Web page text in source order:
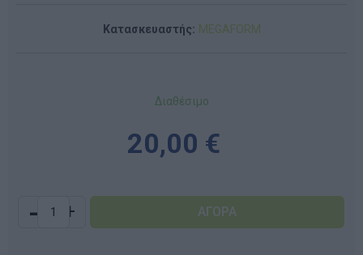
Κατασκευαστής: MEGAFORM
Διαθέσιμο
20,00 €
- +